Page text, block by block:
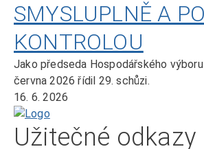
SMYSLUPLNĚ A
KONTROLOU
Jako předseda Hospodářského
června 2026 řídil 29. schůzi.
16. 6. 2026
Domů
Užitečné odkazy